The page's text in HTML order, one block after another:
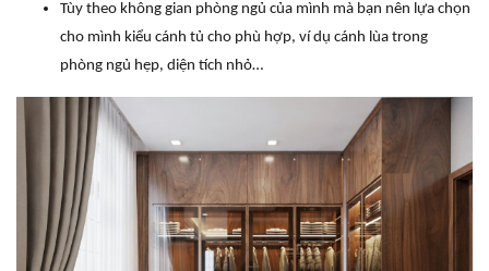
Tùy theo không gian phòng ngủ của mình mà bạn nên lựa chọn
cho mình kiểu cánh tủ cho phù hợp, ví dụ cánh lùa trong
phòng ngủ hẹp, diện tích nhỏ…